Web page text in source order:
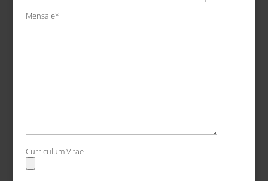
Mensaje*
Curriculum Vitae